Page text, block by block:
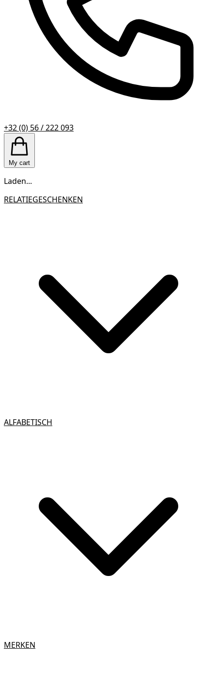
+32 (0) 56 / 222 093
My cart
Laden...
RELATIEGESCHENKEN
ALFABETISCH
MERKEN